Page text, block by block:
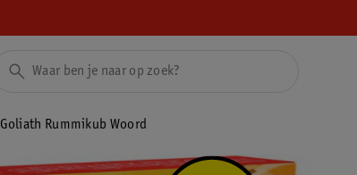
Goliath Rummikub Woord